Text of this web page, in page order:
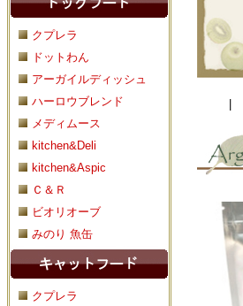
クプレラ
ドットわん
アーガイルディッシュ
ハーロウブレンド
メディムース
kitchen&Deli
kitchen&Aspic
Ｃ＆Ｒ
ビオリオーブ
みのり 魚缶
クプレラ